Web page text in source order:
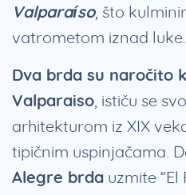
Valparaíso, što
vatrometom iznad luke.
Dva brda su naročito
Valparaiso, ističu se
arhitekturom iz XIX
tipičnim uspinjačama.
Alegre brda uzmite